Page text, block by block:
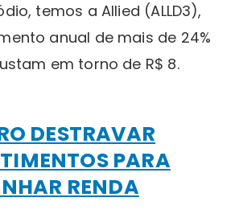
temos a Allied (ALLD3),
anual de mais de 24%
em torno de R$ 8.
DESTRAVAR
PARA
RENDA